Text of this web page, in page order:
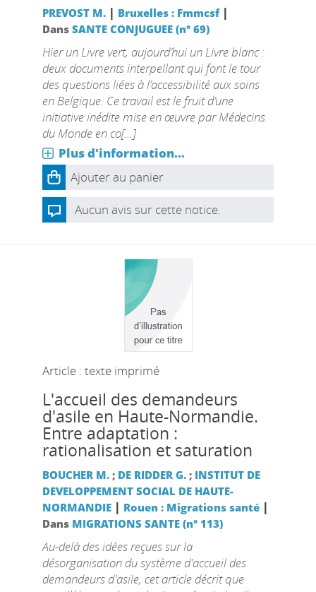
PREVOST M. | Bruxelles : Fmmcsf|
Dans SANTE CONJUGUEE (n° 69)
Hier un Livre vert, aujourd’hui un Livre blanc :
deux documents interpellant qui font le tour
des questions liées à l’accessibilité aux soins
en Belgique. Ce travail est le fruit d’une
initiative inédite mise en œuvre par Médecins
du Monde en co[...]
Plus d'information...
Ajouter au panier
Aucun avis sur cette notice.
Article : texte imprimé
L'accueil des demandeurs
d'asile en Haute-Normandie.
Entre adaptation :
rationalisation et saturation
BOUCHER M.; DE RIDDER G.; INSTITUT DE
DEVELOPPEMENT SOCIAL DE HAUTE-
NORMANDIE | Rouen : Migrations santé|
Dans MIGRATIONS SANTE (n° 113)
Au-delà des idées reçues sur la
désorganisation du système d'accueil des
demandeurs d'asile, cet article décrit que